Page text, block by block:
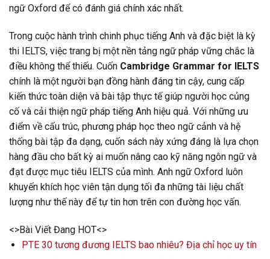
ngữ Oxford để có đánh giá chính xác nhất.
Trong cuộc hành trình chinh phục tiếng Anh và đặc biệt là kỳ
thi IELTS, việc trang bị một nền tảng ngữ pháp vững chắc là
điều không thể thiếu. Cuốn Cambridge Grammar for IELTS
chính là một người bạn đồng hành đáng tin cậy, cung cấp
kiến thức toàn diện và bài tập thực tế giúp người học củng
cố và cải thiện ngữ pháp tiếng Anh hiệu quả. Với những ưu
điểm về cấu trúc, phương pháp học theo ngữ cảnh và hệ
thống bài tập đa dạng, cuốn sách này xứng đáng là lựa chọn
hàng đầu cho bất kỳ ai muốn nâng cao kỹ năng ngôn ngữ và
đạt được mục tiêu IELTS của mình. Anh ngữ Oxford luôn
khuyến khích học viên tận dụng tối đa những tài liệu chất
lượng như thế này để tự tin hơn trên con đường học vấn.
<>Bài Viết Đang HOT<>
PTE 30 tương đương IELTS bao nhiêu? Địa chỉ học uy tín